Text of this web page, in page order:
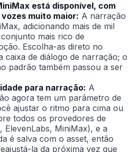
está disponível, com
muito maior: A narração
adicionando mais de mil
mais rico de
Escolha-as direto no
caixa de diálogo de narração; o
padrão também passou a ser
para narração: A
agora tem um parâmetro de
ajustar o ritmo para cima ou
todos os provedores de
ElevenLabs, MiniMax), e a
é salva com o asset, então
la da próxima vez que